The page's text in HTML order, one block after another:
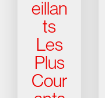
eillan
ts
Les
Plus
Cour